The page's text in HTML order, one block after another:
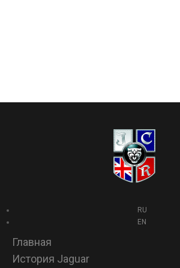
RU
EN
Главная
История Jaguar